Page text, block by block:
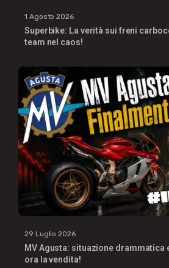
1 Agosto 2026
Superbike: La verità sui freni
team nel caos!
29 Luglio 2026
MV Agusta: situazione drammatica
ora la vendita!